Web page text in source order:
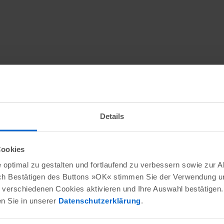
Details
zu gestalten und fortlaufend zu verbessern sowie zur
Bestätigen des Buttons »OK« stimmen Sie der Verwendung
Cookies aktivieren und Ihre Auswahl bestätigen.
Sie in unserer Datenschutzerklärung.